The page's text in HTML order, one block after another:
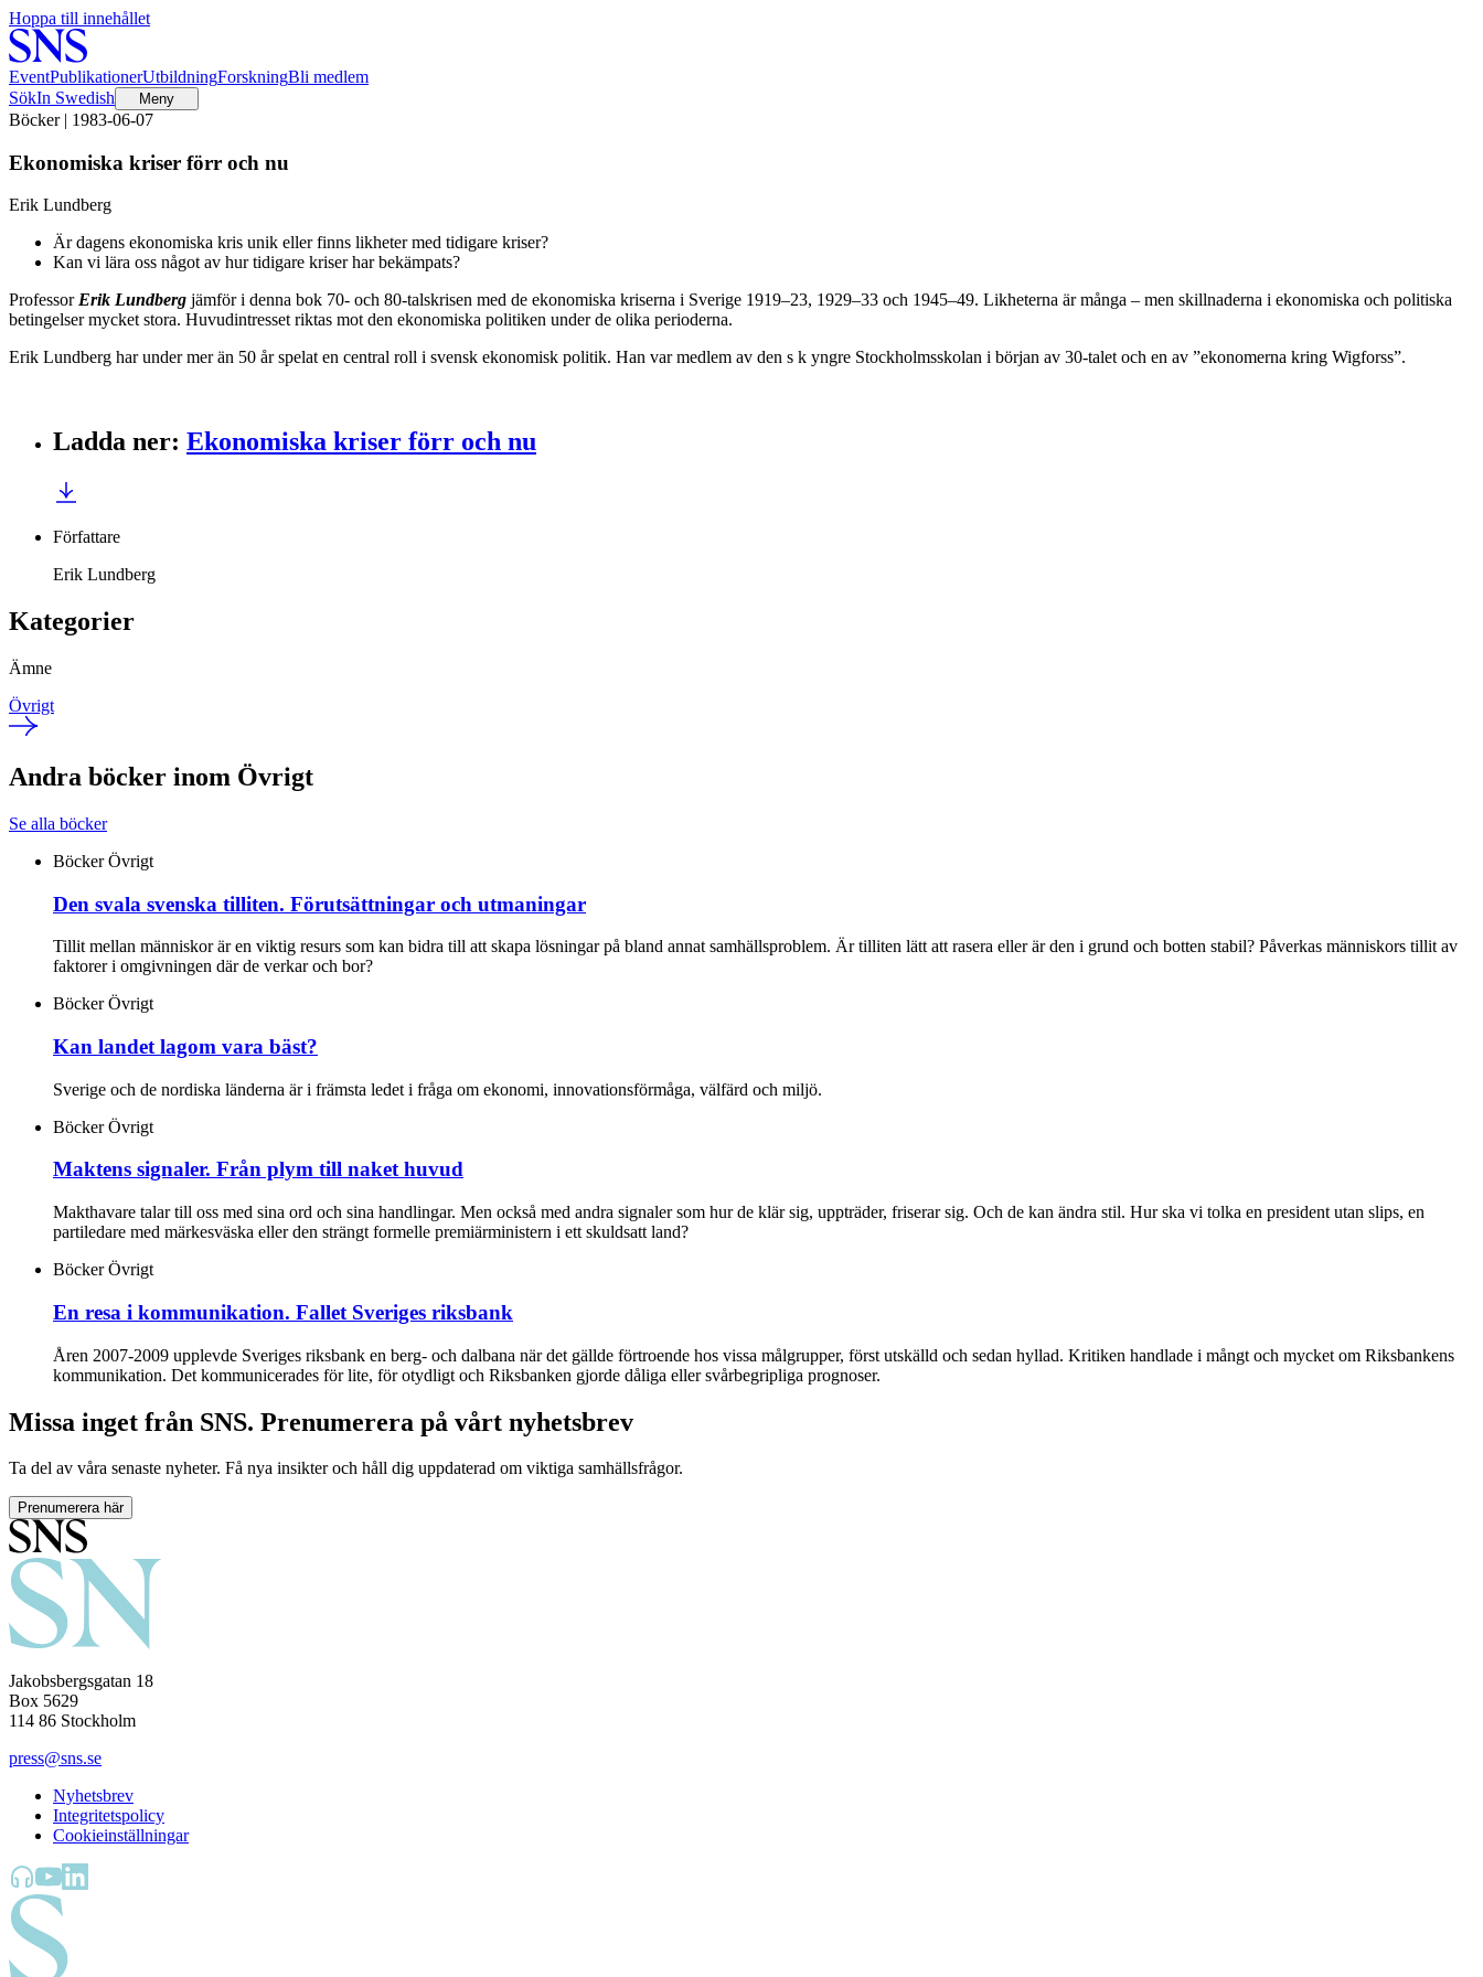
Hoppa till innehållet
EventPublikationerUtbildningForskningBli medlem
SökIn Swedish Meny
Böcker | 1983-06-07
Ekonomiska kriser förr och nu
Erik Lundberg
Är dagens ekonomiska kris unik eller finns likheter med tidigare kriser?
Kan vi lära oss något av hur tidigare kriser har bekämpats?
ProfessorErik Lundberg jämför i denna bok 70- och 80-talskrisen med de ekonomiska kriserna i Sverige 1919–23, 1929–33 och 1945–49. Likheterna är många – men skillnaderna i ekonomiska och politiska
betingelser mycket stora. Huvudintresset riktas mot den ekonomiska politiken under de olika perioderna.
Erik Lundberg har under mer än 50 år spelat en central roll i svensk ekonomisk politik. Han var medlem av den s k yngre Stockholmsskolan i början av 30-talet och en av ”ekonomerna kring Wigforss”.
Ladda ner: Ekonomiska kriser förr och nu
Författare
Erik Lundberg
Kategorier
Ämne
Övrigt
Andra böcker inom Övrigt
Se alla böcker
Böcker Övrigt
Den svala svenska tilliten. Förutsättningar och utmaningar
Tillit mellan människor är en viktig resurs som kan bidra till att skapa lösningar på bland annat samhällsproblem. Är tilliten lätt att rasera eller är den i grund och botten stabil? Påverkas människors tillit av
faktorer i omgivningen där de verkar och bor?
Böcker Övrigt
Kan landet lagom vara bäst?
Sverige och de nordiska länderna är i främsta ledet i fråga om ekonomi, innovationsförmåga, välfärd och miljö.
Böcker Övrigt
Maktens signaler. Från plym till naket huvud
Makthavare talar till oss med sina ord och sina handlingar. Men också med andra signaler som hur de klär sig, uppträder, friserar sig. Och de kan ändra stil. Hur ska vi tolka en president utan slips, en
partiledare med märkesväska eller den strängt formelle premiärministern i ett skuldsatt land?
Böcker Övrigt
En resa i kommunikation. Fallet Sveriges riksbank
Åren 2007-2009 upplevde Sveriges riksbank en berg- och dalbana när det gällde förtroende hos vissa målgrupper, först utskälld och sedan hyllad. Kritiken handlade i mångt och mycket om Riksbankens
kommunikation. Det kommunicerades för lite, för otydligt och Riksbanken gjorde dåliga eller svårbegripliga prognoser.
Missa inget från SNS. Prenumerera på vårt nyhetsbrev
Ta del av våra senaste nyheter. Få nya insikter och håll dig uppdaterad om viktiga samhällsfrågor.
Prenumerera här
Jakobsbergsgatan 18
Box 5629
114 86 Stockholm
press@sns.se
Nyhetsbrev
Integritetspolicy
Cookieinställningar